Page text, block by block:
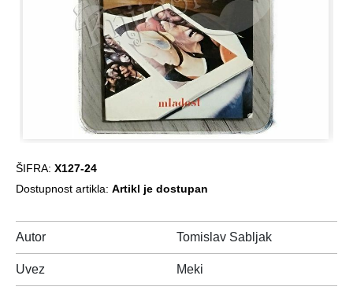
ŠIFRA: X127-24
Dostupnost artikla: Artikl je dostupan
Autor Tomislav Sabljak
Uvez Meki